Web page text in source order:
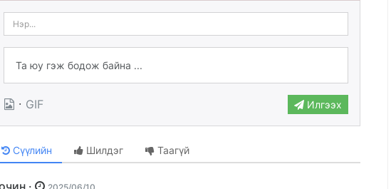
· GIF Илгээх
Сүүлийн Шилдэг Таагүй
Зочин ·